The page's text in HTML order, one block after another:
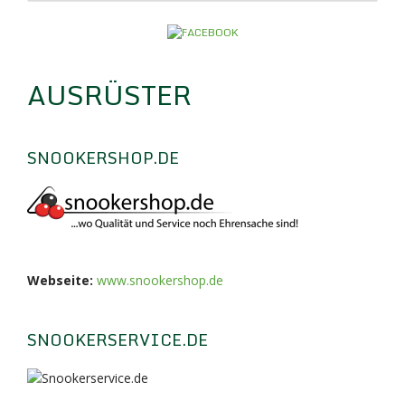
AUSRÜSTER
SNOOKERSHOP.DE
Webseite: www.snookershop.de
SNOOKERSERVICE.DE